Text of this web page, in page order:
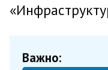
Важно: